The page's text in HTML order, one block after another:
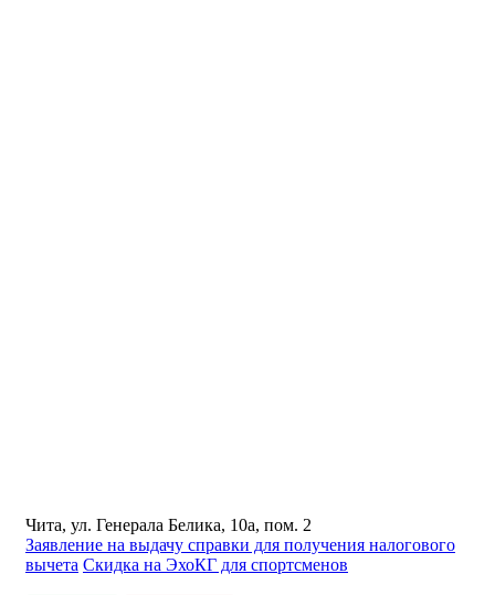
Чита, ул. Генерала Белика, 10а, пом. 2
Заявление на выдачу справки для получения налогового
вычета Cкидка на ЭхоКГ для спортсменов